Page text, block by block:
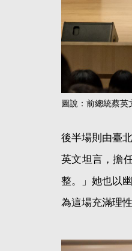
圖說：前總統蔡英
後半場則由臺
英文坦言，擔
整。」她也以
為這場充滿理